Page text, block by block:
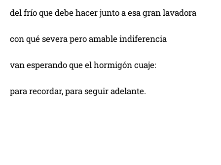
del frío que debe hacer junto a esa gran lavadora
con qué severa pero amable indiferencia
van esperando que el hormigón cuaje:
para recordar, para seguir adelante.